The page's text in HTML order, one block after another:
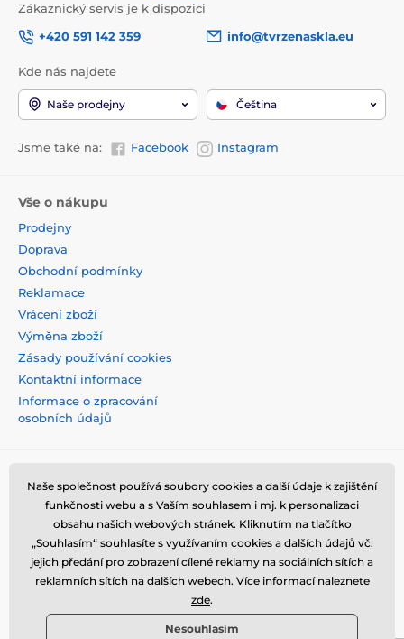
Zákaznický servis je k dispozici
+420 591 142 359
info@tvrzenaskla.eu
Kde nás najdete
Naše prodejny Čeština
Jsme také na: Facebook Instagram
Vše o nákupu
Prodejny
Doprava
Obchodní podmínky
Reklamace
Vrácení zboží
Výměna zboží
Zásady používání cookies
Kontaktní informace
Informace o zpracování
osobních údajů
Naše společnost používá soubory cookies a další údaje k zajištění
funkčnosti webu a s Vaším souhlasem i mj. k personalizaci
obsahu našich webových stránek. Kliknutím na tlačítko
„Souhlasím“ souhlasíte s využívaním cookies a dalších údajů vč.
jejich předání pro zobrazení cílené reklamy na sociálních sítích a
reklamních sítích na dalších webech. Více informací naleznete
zde.
Nesouhlasím